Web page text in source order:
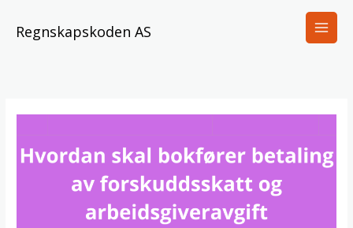
content
Regnskapskoden AS